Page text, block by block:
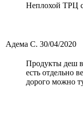
Неплохой ТРЦ
Адема С. 30/04/2020
Продукты деш
есть отдельно
дорого можно